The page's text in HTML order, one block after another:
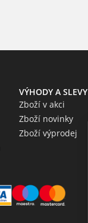
VÝHODY A SLEVY
Zboží v akci
Zboží novinky
Zboží výprodej